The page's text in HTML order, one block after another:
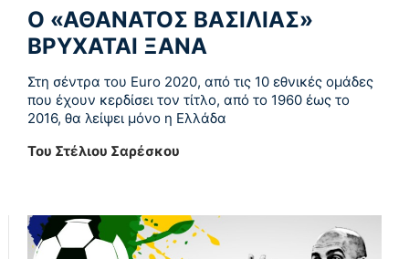
Ο «ΑΘΑΝΑΤΟΣ ΒΑΣΙΛΙΑΣ»
ΒΡΥΧΑΤΑΙ ΞΑΝΑ
Στη σέντρα του Euro 2020, από τις 10 εθνικές ομάδες
που έχουν κερδίσει τον τίτλο, από το 1960 έως το
2016, θα λείψει μόνο η Ελλάδα
Του Στέλιου Σαρέσκου